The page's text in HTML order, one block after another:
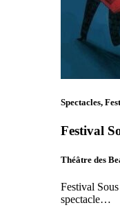
Spectacles,
Festival
Théâtre des
Festival
spectacle…